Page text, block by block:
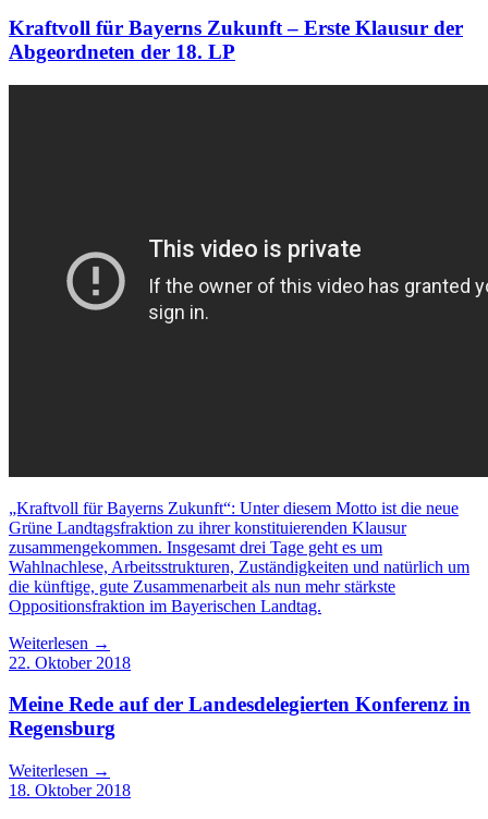
Kraftvoll für Bayerns Zukunft – Erste Klausur der
Abgeordneten der 18. LP
„Kraftvoll für Bayerns Zukunft“: Unter diesem Motto ist die neue
Grüne Landtagsfraktion zu ihrer konstituierenden Klausur
zusammengekommen. Insgesamt drei Tage geht es um
Wahlnachlese, Arbeitsstrukturen, Zuständigkeiten und natürlich um
die künftige, gute Zusammenarbeit als nun mehr stärkste
Oppositionsfraktion im Bayerischen Landtag.
Weiterlesen →
22. Oktober 2018
Meine Rede auf der Landesdelegierten Konferenz in
Regensburg
Weiterlesen →
18. Oktober 2018